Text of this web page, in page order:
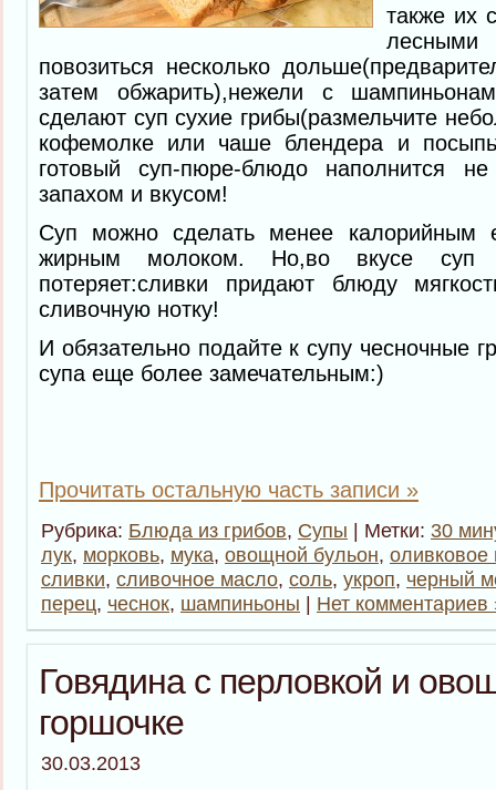
также их
лесными
повозиться несколько
затем обжарить),нежели с
сделают суп сухие грибы(размельчите
кофемолке или чаше блендера и
готовый суп-пюре-блюдо наполнится
запахом и вкусом!
Суп можно сделать менее калорийным
жирным молоком. Но,во вкусе суп
потеряет:сливки придают блюду
сливочную нотку!
И обязательно подайте к супу чесночные
супа еще более замечательным:)
Прочитать остальную часть записи »
Рубрика: Блюда из грибов, Супы | Метки: 30
лук, морковь, мука, овощной бульон, оливковое
сливки, сливочное масло, соль, укроп, черный
перец, чеснок, шампиньоны | Нет комментариев
Говядина с перловкой и
горшочке
30.03.2013